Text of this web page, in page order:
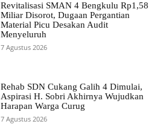
Revitalisasi SMAN 4 Bengkulu Rp1,58
Miliar Disorot, Dugaan Pergantian
Material Picu Desakan Audit
Menyeluruh
7 Agustus 2026
Rehab SDN Cukang Galih 4 Dimulai,
Aspirasi H. Sobri Akhirnya Wujudkan
Harapan Warga Curug
7 Agustus 2026